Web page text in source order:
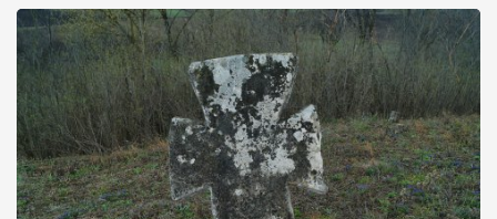
не видно, але видно дві стареньких колії у траві – […]